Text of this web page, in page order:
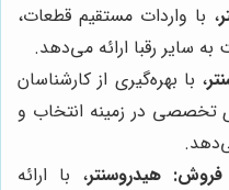
، با واردات مستقیم قطعات،
سایر رقبا ارائه می‌دهد.
، با بهره‌گیری از کارشناسان
در زمینه انتخاب و
فروش: هیدروسنتر، با ارائه